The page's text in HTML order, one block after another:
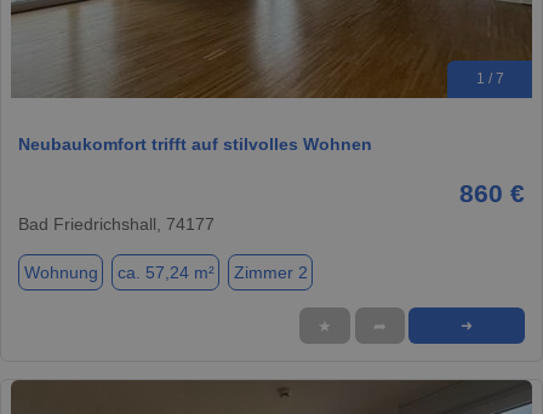
1 / 7
Neubaukomfort trifft auf stilvolles Wohnen
860 €
Bad Friedrichshall, 74177
Wohnung ca. 57,24 m² Zimmer 2
★ ➦ ➜